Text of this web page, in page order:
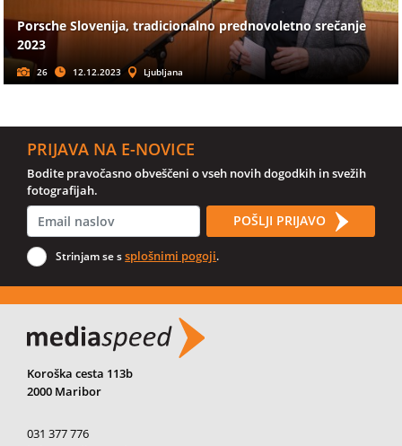
Porsche Slovenija, tradicionalno prednovoletno srečanje
2023
26 12.12.2023 Ljubljana
PRIJAVA NA E-NOVICE
Bodite pravočasno obveščeni o vseh novih dogodkih in svežih
fotografijah.
POŠLJI PRIJAVO
Strinjam se ssplošnimi pogoji.
Koroška cesta 113b
2000 Maribor
031 377 776